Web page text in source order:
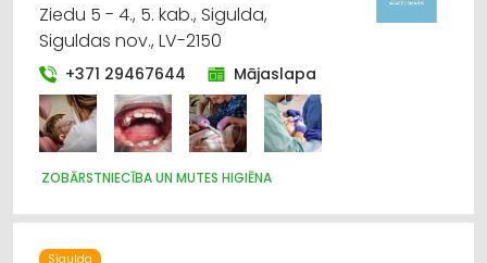
Ziedu 5 - 4., 5. kab., Sigulda,
Siguldas nov., LV-2150
+371 29467644 Mājaslapa
ZOBĀRSTNIECĪBA UN MUTES HIGIĒNA
Sigulda